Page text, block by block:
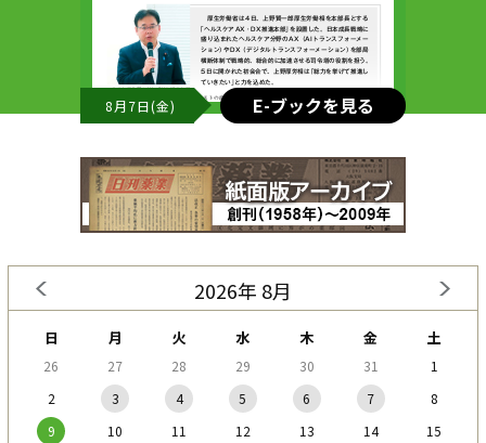
8月7日(金) E-ブックを見る
2026年 8月
日 月 火 水 木 金 土
26 27 28 29 30 31
1
2
3 4 5 6 7
8
9
10 11 12 13 14
15